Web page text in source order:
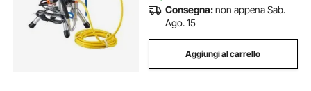
Consegna:non appena Sab.
Ago. 15
Aggiungi al carrello